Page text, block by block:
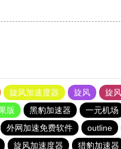
旋风加速度器 旋风 旋
版
黑豹加速器 一元机场
外网加速免费软件 outline
旋风加速度器 猎豹加速器